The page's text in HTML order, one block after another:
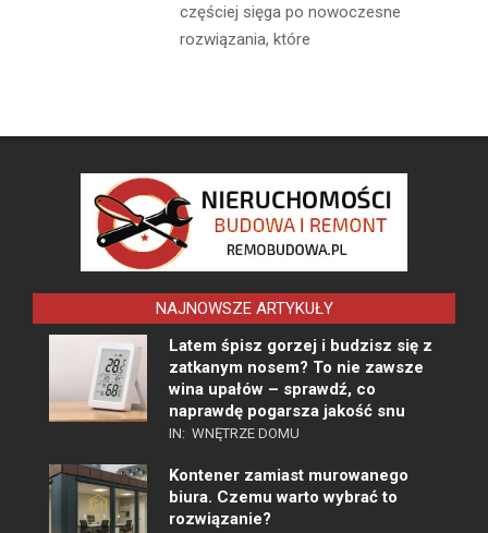
częściej sięga po nowoczesne
rozwiązania, które
NAJNOWSZE ARTYKUŁY
Latem śpisz gorzej i budzisz się z
zatkanym nosem? To nie zawsze
wina upałów – sprawdź, co
naprawdę pogarsza jakość snu
IN: WNĘTRZE DOMU
Kontener zamiast murowanego
biura. Czemu warto wybrać to
rozwiązanie?